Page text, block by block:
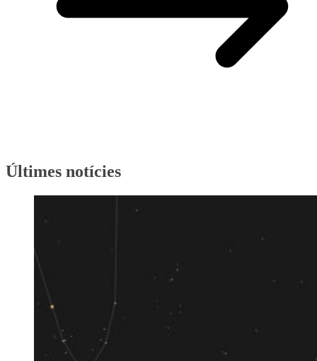
Últimes notícies